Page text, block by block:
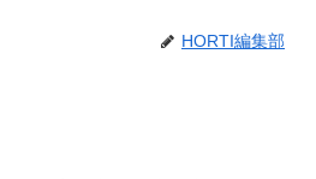
HORTI編集部